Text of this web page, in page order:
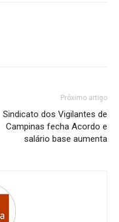
Próximo artigo
Sindicato dos Vigilantes de
Campinas fecha Acordo e
salário base aumenta